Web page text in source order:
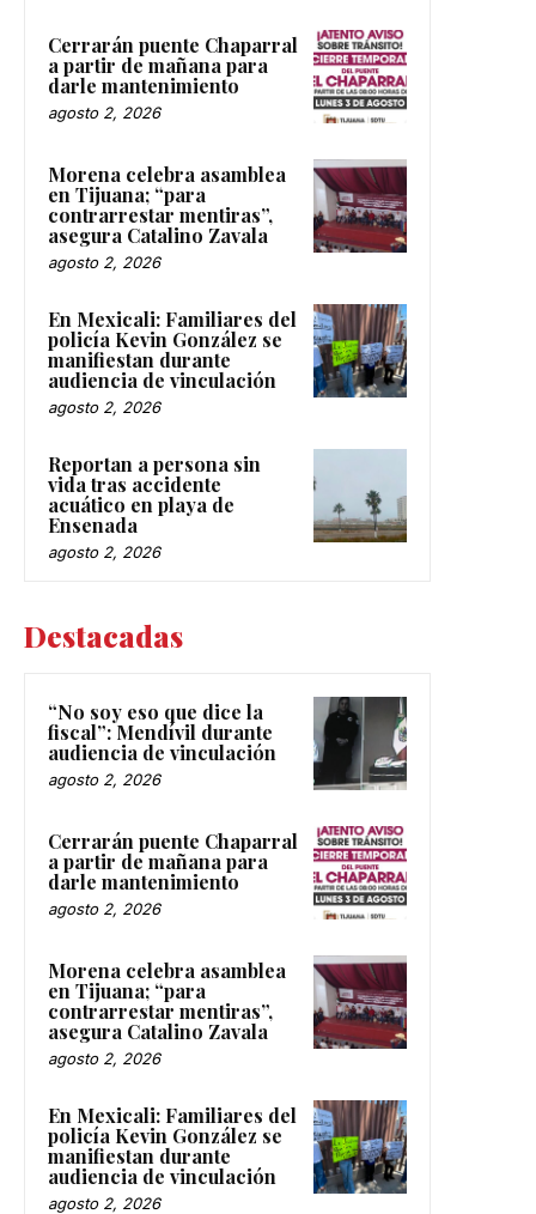
Cerrarán puente Chaparral
a partir de mañana para
darle mantenimiento
agosto 2, 2026
Morena celebra asamblea
en Tijuana; “para
contrarrestar mentiras”,
asegura Catalino Zavala
agosto 2, 2026
En Mexicali: Familiares del
policía Kevin González se
manifiestan durante
audiencia de vinculación
agosto 2, 2026
Reportan a persona sin
vida tras accidente
acuático en playa de
Ensenada
agosto 2, 2026
Destacadas
“No soy eso que dice la
fiscal”: Mendívil durante
audiencia de vinculación
agosto 2, 2026
Cerrarán puente Chaparral
a partir de mañana para
darle mantenimiento
agosto 2, 2026
Morena celebra asamblea
en Tijuana; “para
contrarrestar mentiras”,
asegura Catalino Zavala
agosto 2, 2026
En Mexicali: Familiares del
policía Kevin González se
manifiestan durante
audiencia de vinculación
agosto 2, 2026